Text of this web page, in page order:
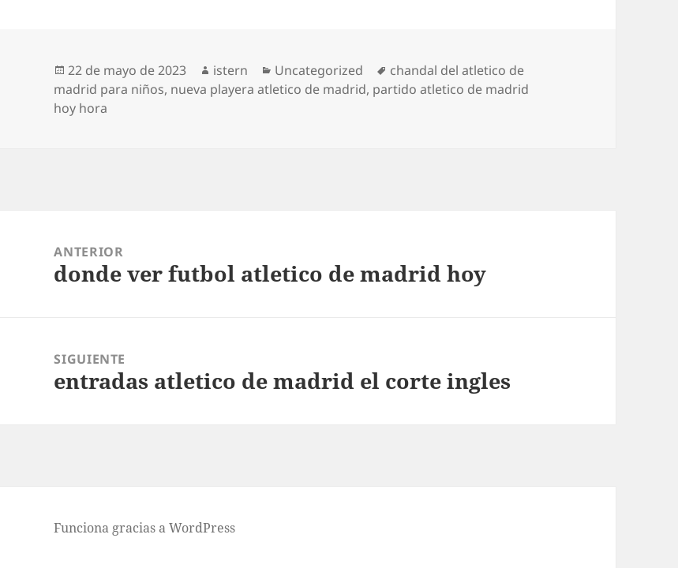
Publicado
el
22 de mayo de 2023 Autor
istern Categorías
Uncategorized Etiquetas
chandal del atletico de
madrid para niños, nueva playera atletico de madrid, partido atletico de madrid
hoy hora
entradas
ANTERIOR
Entrada
donde ver futbol atletico de madrid hoy
SIGUIENTE
Entrada
entradas atletico de madrid el corte ingles
Funciona gracias a WordPress